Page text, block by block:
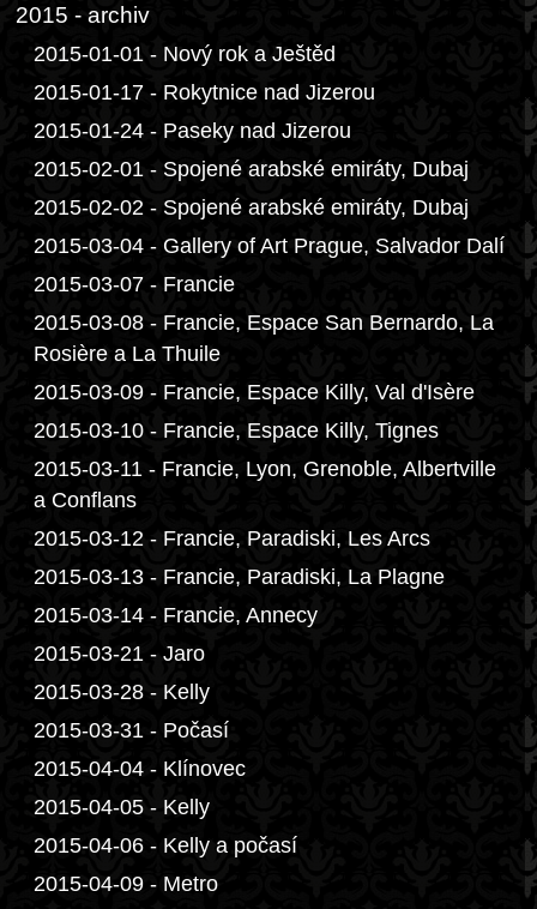
2015 - archiv
2015-01-01 - Nový rok a Ještěd
2015-01-17 - Rokytnice nad Jizerou
2015-01-24 - Paseky nad Jizerou
2015-02-01 - Spojené arabské emiráty, Dubaj
2015-02-02 - Spojené arabské emiráty, Dubaj
2015-03-04 - Gallery of Art Prague, Salvador Dalí
2015-03-07 - Francie
2015-03-08 - Francie, Espace San Bernardo, La
Rosière a La Thuile
2015-03-09 - Francie, Espace Killy, Val d'Isère
2015-03-10 - Francie, Espace Killy, Tignes
2015-03-11 - Francie, Lyon, Grenoble, Albertville
a Conflans
2015-03-12 - Francie, Paradiski, Les Arcs
2015-03-13 - Francie, Paradiski, La Plagne
2015-03-14 - Francie, Annecy
2015-03-21 - Jaro
2015-03-28 - Kelly
2015-03-31 - Počasí
2015-04-04 - Klínovec
2015-04-05 - Kelly
2015-04-06 - Kelly a počasí
2015-04-09 - Metro